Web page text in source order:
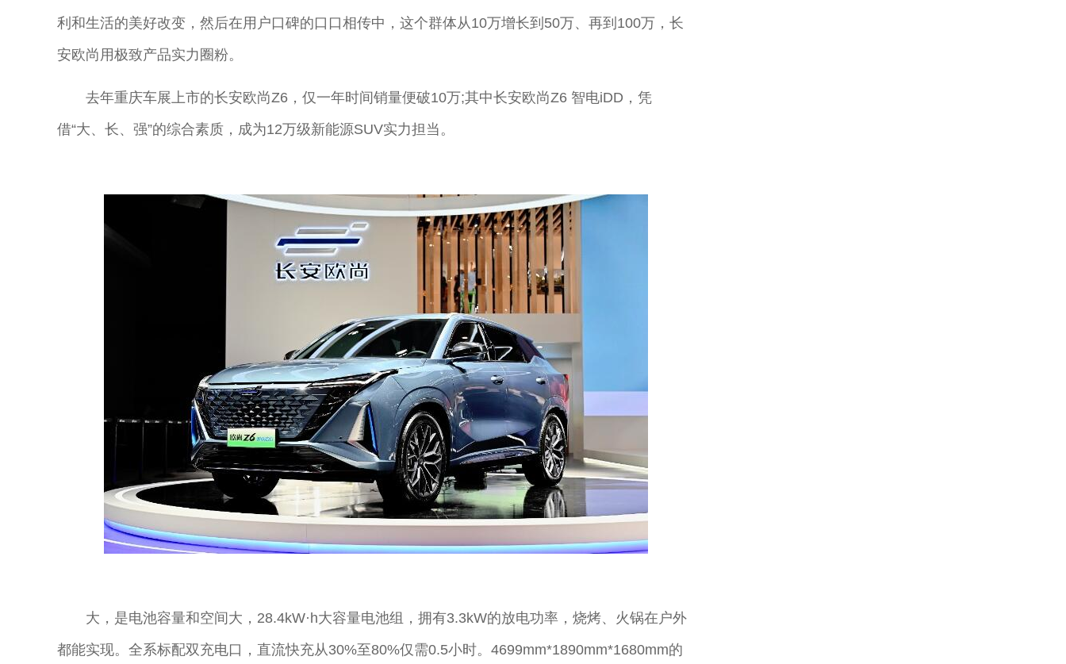
利和生活的美好改变，然后在用户口碑的口口相传中，这个群体从10万增长到50万、再到100万，长
安欧尚用极致产品实力圈粉。
去年重庆车展上市的长安欧尚Z6，仅一年时间销量便破10万;其中长安欧尚Z6 智电iDD，凭
借“大、长、强”的综合素质，成为12万级新能源SUV实力担当。
大，是电池容量和空间大，28.4kW·h大容量电池组，拥有3.3kW的放电功率，烧烤、火锅在户外
都能实现。全系标配双充电口，直流快充从30%至80%仅需0.5小时。4699mm*1890mm*1680mm的